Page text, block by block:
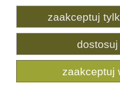
zaakceptuj
zaakceptuj